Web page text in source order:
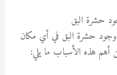
حشرة البق
حشرة البق في أي مكان
أهم هذه الأسباب ما يلي: